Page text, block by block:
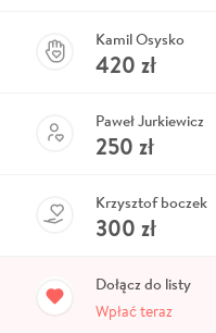
Kamil Osysko
420 zł
Paweł Jurkiewicz
250 zł
Krzysztof boczek
300 zł
Dołącz do listy
Wpłać teraz